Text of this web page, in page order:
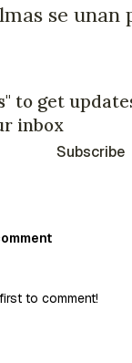
se unan
to get
inbox
Subscribe
to comment!